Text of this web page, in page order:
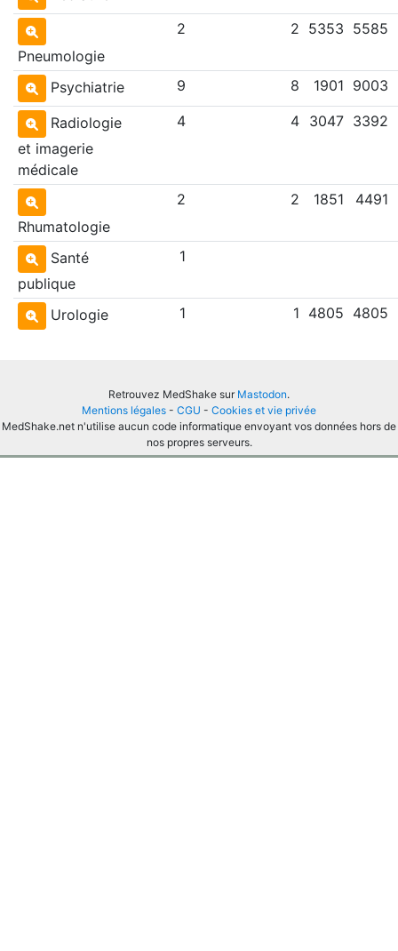
Pneumologie
2 2 5353 5585
Psychiatrie 9 8 1901 9003
Radiologie
et imagerie
médicale
4 4 3047 3392
Rhumatologie
2 2 1851 4491
Santé
publique
1
Urologie 1 1 4805 4805
Retrouvez MedShake sur Mastodon.
Mentions légales - CGU - Cookies et vie privée
MedShake.net n'utilise aucun code informatique envoyant vos données hors de
nos propres serveurs.